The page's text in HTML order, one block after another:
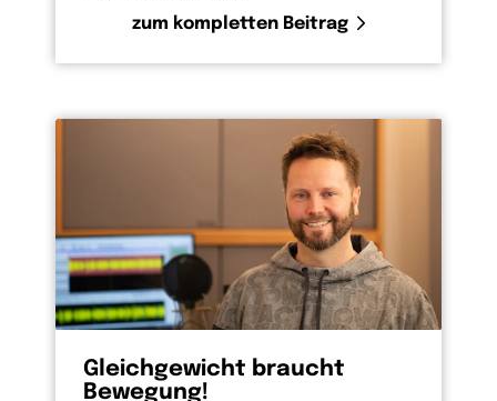
zum kompletten Beitrag
Gleichgewicht braucht
Bewegung!